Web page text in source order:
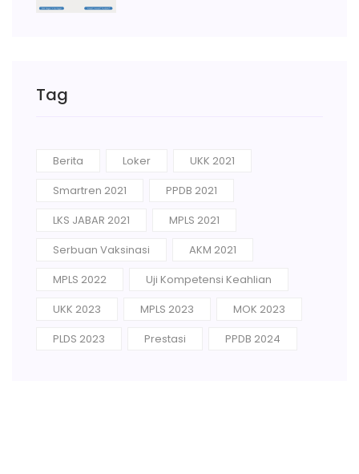
Tag
Berita Loker
UKK 2021
Smartren 2021
PPDB 2021
LKS JABAR 2021
MPLS 2021
Serbuan Vaksinasi
AKM 2021
MPLS 2022
Uji Kompetensi Keahlian
UKK 2023
MPLS 2023
MOK 2023
PLDS 2023
Prestasi PPDB 2024